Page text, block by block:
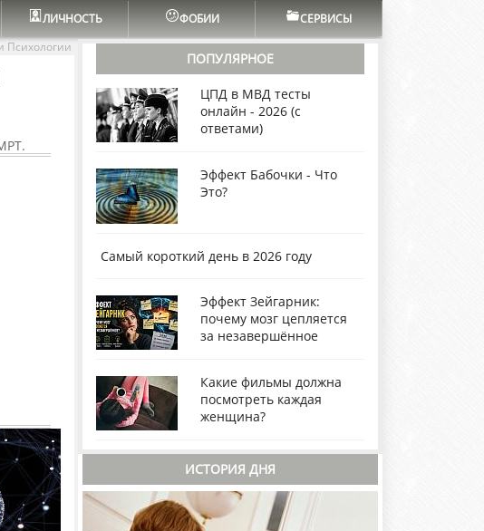
ЛИЧНОСТЬ ФОБИИ
СЕРВИСЫ
Психологии
ПОПУЛЯРНОЕ
ЦПД в МВД тесты
онлайн - 2026 (с
ответами)
Эффект Бабочки - Что
Это?
Самый короткий день в 2026 году
Эффект Зейгарник:
почему мозг цепляется
за незавершённое
Какие фильмы должна
посмотреть каждая
женщина?
ИСТОРИЯ ДНЯ